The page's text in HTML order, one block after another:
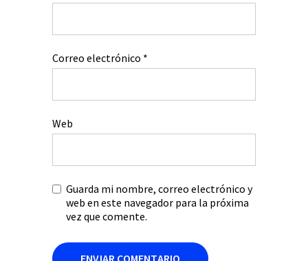
Correo electrónico *
Web
Guarda mi nombre, correo electrónico y
web en este navegador para la próxima
vez que comente.